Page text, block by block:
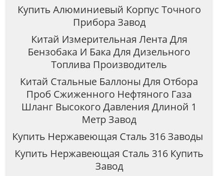
Купить Алюминиевый Корпус Точного
Прибора Завод
Китай Измерительная Лента Для
Бензобака И Бака Для Дизельного
Топлива Производитель
Китай Стальные Баллоны Для Отбора
Проб Сжиженного Нефтяного Газа
Шланг Высокого Давления Длиной 1
Метр Завод
Купить Нержавеющая Сталь 316 Заводы
Купить Нержавеющая Сталь 316 Купить
Завод